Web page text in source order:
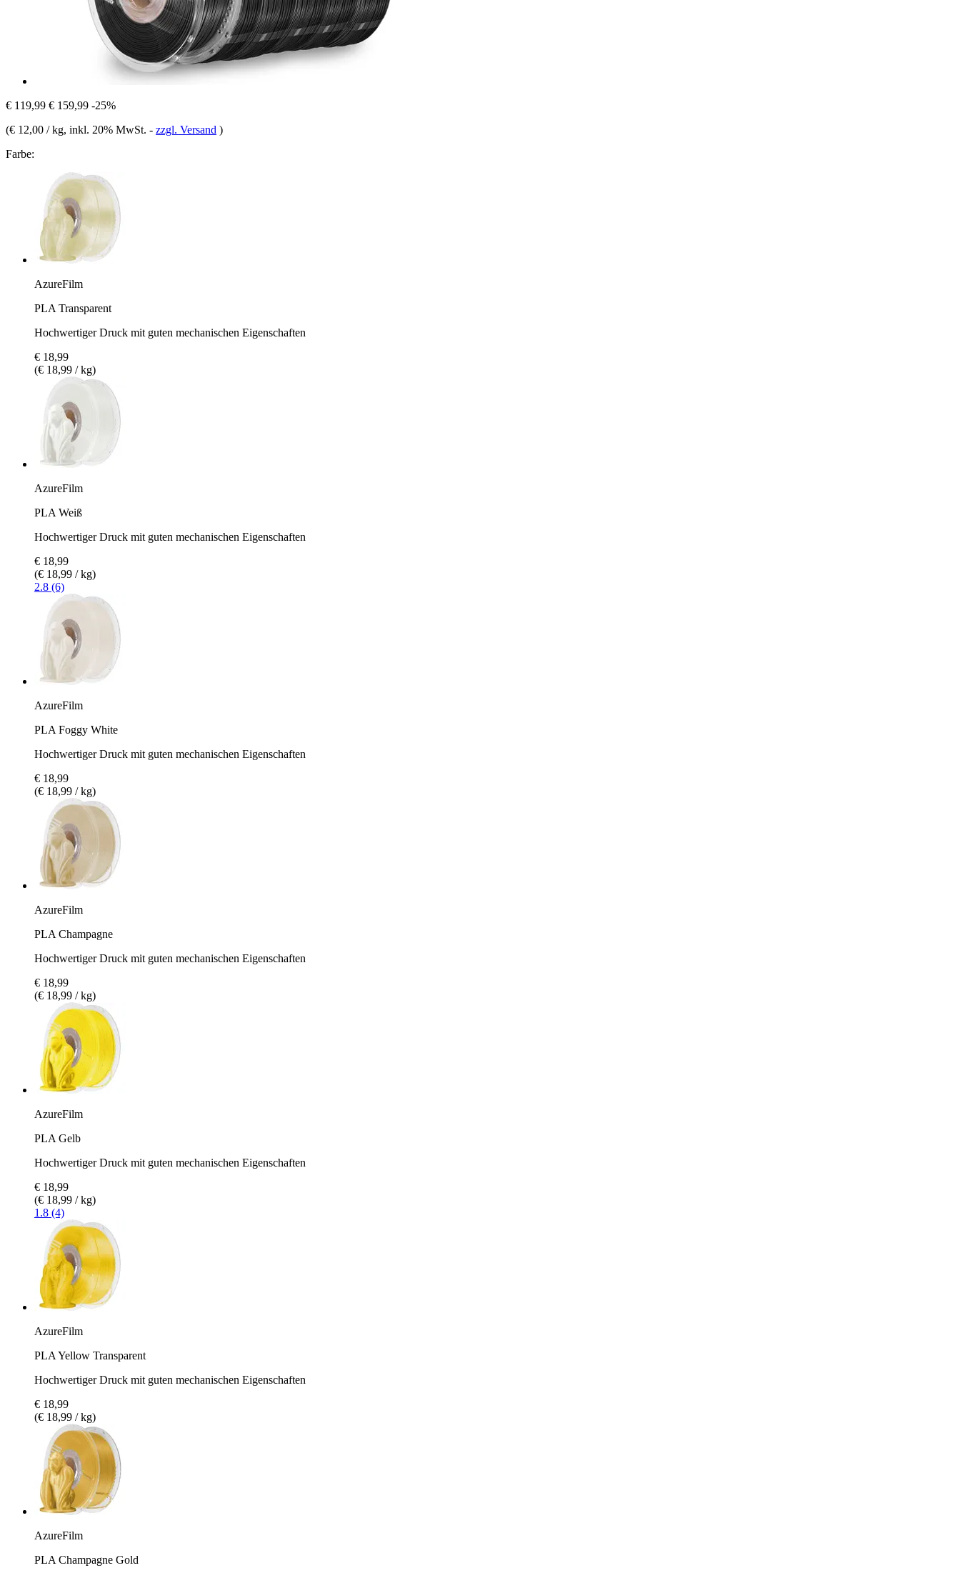
€ 119,99 € 159,99 -25%
(€ 12,00 / kg, inkl. 20% MwSt. - zzgl. Versand )
Farbe:
AzureFilm
PLA Transparent
Hochwertiger Druck mit guten mechanischen Eigenschaften
€ 18,99
(€ 18,99 / kg)
AzureFilm
PLA Weiß
Hochwertiger Druck mit guten mechanischen Eigenschaften
€ 18,99
(€ 18,99 / kg)
2.8 (6)
AzureFilm
PLA Foggy White
Hochwertiger Druck mit guten mechanischen Eigenschaften
€ 18,99
(€ 18,99 / kg)
AzureFilm
PLA Champagne
Hochwertiger Druck mit guten mechanischen Eigenschaften
€ 18,99
(€ 18,99 / kg)
AzureFilm
PLA Gelb
Hochwertiger Druck mit guten mechanischen Eigenschaften
€ 18,99
(€ 18,99 / kg)
1.8 (4)
AzureFilm
PLA Yellow Transparent
Hochwertiger Druck mit guten mechanischen Eigenschaften
€ 18,99
(€ 18,99 / kg)
AzureFilm
PLA Champagne Gold